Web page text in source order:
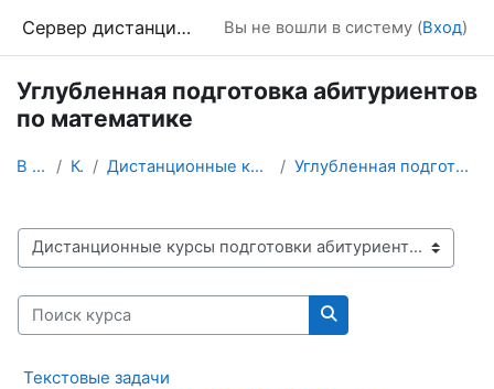
Сервер дистанционного обучения Химического факультета МГУ Вы не вошли в систему (Вход)
Углубленная подготовка абитуриентов
по математике
В начало Курсы Дистанционные курсы подготовки абитуриентов Углубленная подготовка абитуриентов по математике
Категории курсов
Поиск курса
Поиск курса
Текстовые задачи